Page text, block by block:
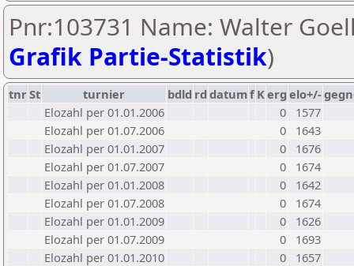
Pnr:103731 Name: Walter
Grafik Partie-Statistik)
tnrSt turnier bdld rd datumf Kerg elo+/-
Elozahl per 01.01.2006
0
1577
Elozahl per 01.07.2006
0
1643
Elozahl per 01.01.2007
0
1676
Elozahl per 01.07.2007
0
1674
Elozahl per 01.01.2008
0
1642
Elozahl per 01.07.2008
0
1674
Elozahl per 01.01.2009
0
1626
Elozahl per 01.07.2009
0
1693
Elozahl per 01.01.2010
0
1657